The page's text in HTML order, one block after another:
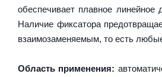
обеспечивает плавное линейное
Наличие фиксатора
взаимозаменяемым, то есть
Область применения: